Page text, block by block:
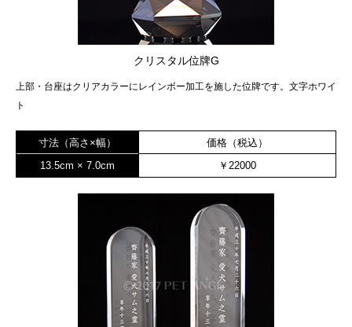
クリスタル位牌G
上部・台座はクリアカラーにレインボー加工を施した位牌です。文字ホワイ
ト
寸法（高さ×幅）
価格（税込）
13.5cm × 7.0cm
￥22000